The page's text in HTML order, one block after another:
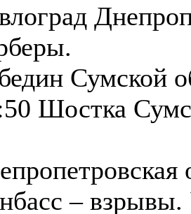
Сумской
Шостка
–